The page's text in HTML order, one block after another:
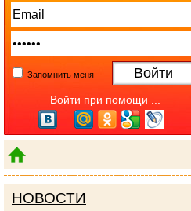
Запомнить меня
Войти при помощи ...
НОВОСТИ